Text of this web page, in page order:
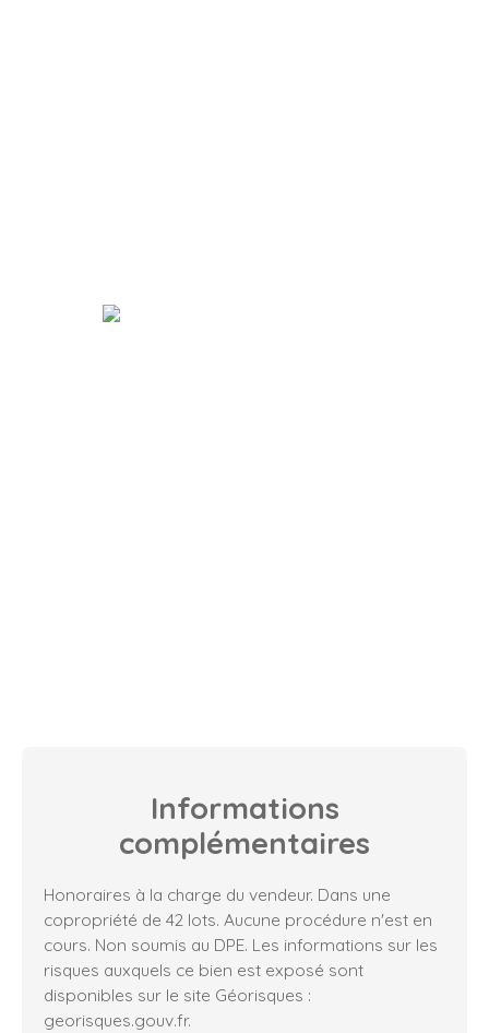
Informations
complémentaires
Honoraires à la charge du vendeur. Dans une
copropriété de 42 lots. Aucune procédure n'est en
cours. Non soumis au DPE. Les informations sur les
risques auxquels ce bien est exposé sont
disponibles sur le site Géorisques :
georisques.gouv.fr.